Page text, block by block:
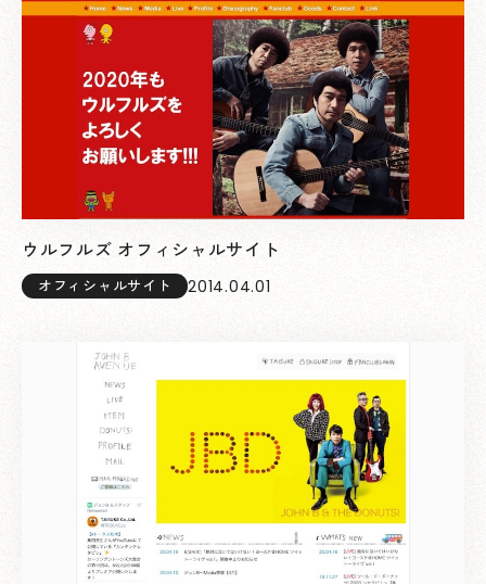
ウルフルズ オフィシャルサイト
オフィシャルサイト 2014.04.01